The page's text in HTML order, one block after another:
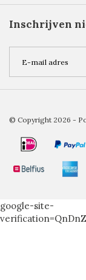
Inschrijven
© Copyright 2026 -
google-site-